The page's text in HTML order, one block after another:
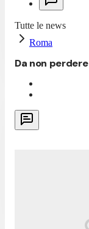
Tutte le news
Roma
Da non perdere